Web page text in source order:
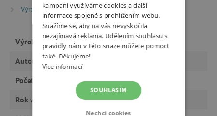
Výrobci
Mladá Fronta
Výrobce Mladá Fronta
Autor
Počet stran 64
Rok vydání 2016
kampaní využíváme cookies a další
informace spojené s prohlížením webu.
Snažíme se, aby na vás nevyskočila
nezajímavá reklama. Udělením souhlasu s
pravidly nám v této snaze můžete pomoct
také. Děkujeme!
Více informací
SOUHLASÍM
Nechci cookies